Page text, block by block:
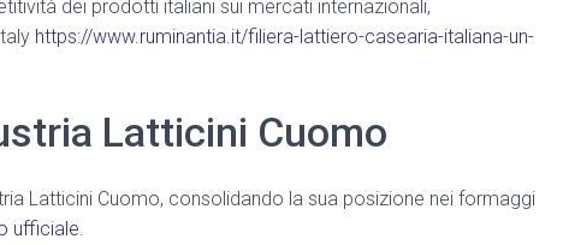
dei prodotti italiani sui mercati internazionali,
https://www.ruminantia.it/filiera-lattiero-casearia-italiana-un-
Latticini Cuomo
Latticini Cuomo, consolidando la sua posizione nei formaggi
ufficiale.